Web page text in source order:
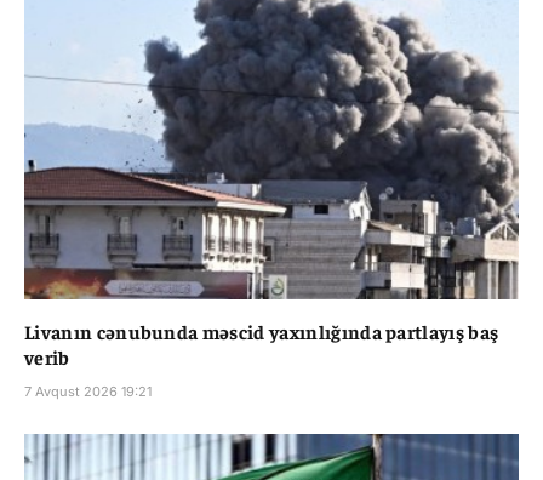
Livanın cənubunda məscid yaxınlığında partlayış baş
verib
7 Avqust 2026 19:21